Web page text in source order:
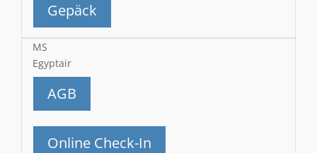
Gepäck
MS
Egyptair
AGB
Online Check-In